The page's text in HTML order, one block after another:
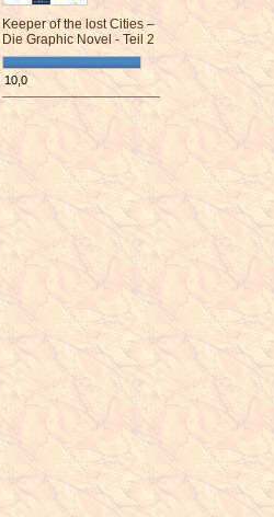
Keeper of the lost Cities –
Die Graphic Novel - Teil 2
10,0
¯¯¯¯¯¯¯¯¯¯¯¯¯¯¯¯¯¯¯¯¯¯¯¯